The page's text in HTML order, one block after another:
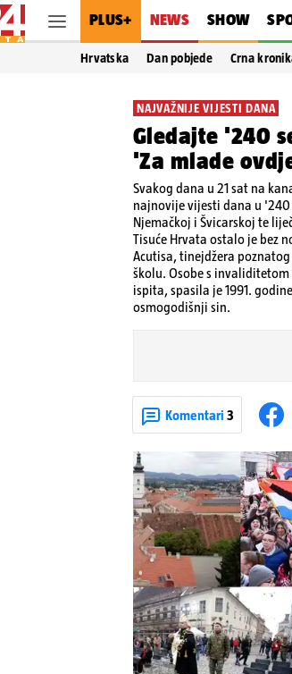
PLUS+ NEWS SHOW
Hrvatska Dan pobjede Crna
NAJVAŽNIJE VIJESTI DANA
Gledajte '240
'Za mlade
Svakog dana u 21 sat na
najnovije vijesti dana u '240
Njemačkoj i Švicarskoj te
Tisuće Hrvata ostalo je bez
Acutisa, tinejdžera
školu. Osobe s invaliditetom
ispita, spasila je 1991.
osmogodišnji sin.
Komentari 3